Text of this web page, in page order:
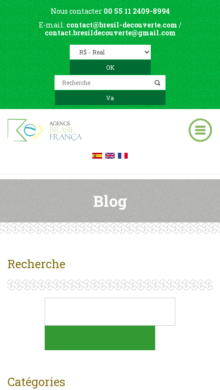
Nous contacter 00 55 11 2409-8994
E-mail: contact@bresil-decouverte.com /
contact.bresildecouverte@gmail.com
Blog
Recherche
Catégories